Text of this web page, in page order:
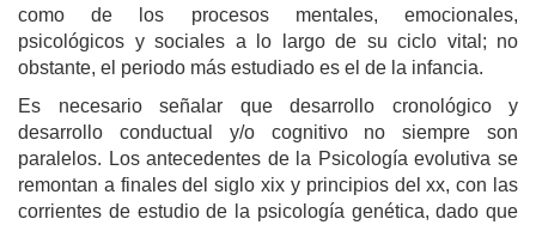
como de los procesos mentales, emocionales,
psicológicos y sociales a lo largo de su ciclo vital; no
obstante, el periodo más estudiado es el de la infancia.
Es necesario señalar que desarrollo cronológico y
desarrollo conductual y/o cognitivo no siempre son
paralelos. Los antecedentes de la Psicología evolutiva se
remontan a finales del siglo xix y principios del xx, con las
corrientes de estudio de la psicología genética, dado que